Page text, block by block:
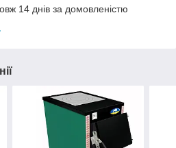
14 днів за домовленістю